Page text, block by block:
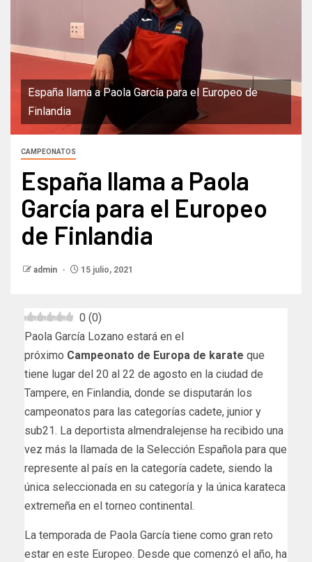
España llama a Paola García para el Europeo de
Finlandia
CAMPEONATOS
España llama a Paola
García para el Europeo
de Finlandia
admin 15 julio, 2021
0 (0)
Paola García Lozano estará en el
próximo Campeonato de Europa de karate que
tiene lugar del 20 al 22 de agosto en la ciudad de
Tampere, en Finlandia, donde se disputarán los
campeonatos para las categorías cadete, junior y
sub21. La deportista almendralejense ha recibido una
vez más la llamada de la Selección Española para que
represente al país en la categoría cadete, siendo la
única seleccionada en su categoría y la única karateca
extremeña en el torneo continental.
La temporada de Paola García tiene como gran reto
estar en este Europeo. Desde que comenzó el año, ha